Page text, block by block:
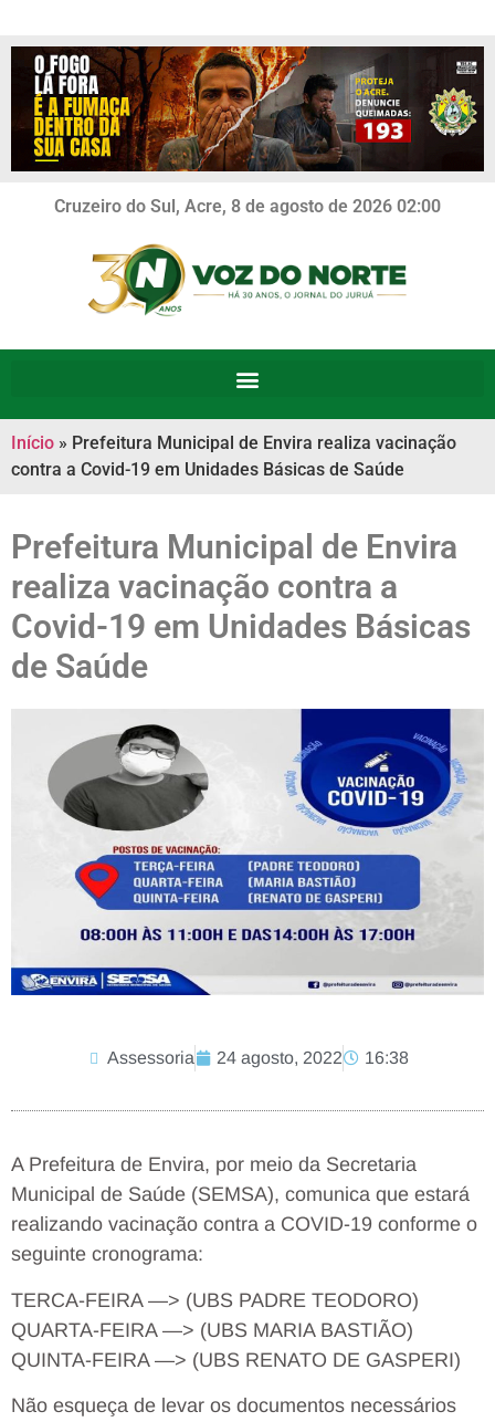
Cruzeiro do Sul, Acre, 8 de agosto de 2026 02:00
Início » Prefeitura Municipal de Envira realiza vacinação
contra a Covid-19 em Unidades Básicas de Saúde
Prefeitura Municipal de Envira
realiza vacinação contra a
Covid-19 em Unidades Básicas
de Saúde
Assessoria 24 agosto, 2022 16:38
A Prefeitura de Envira, por meio da Secretaria
Municipal de Saúde (SEMSA), comunica que estará
realizando vacinação contra a COVID-19 conforme o
seguinte cronograma:
TERCA-FEIRA —> (UBS PADRE TEODORO)
QUARTA-FEIRA —> (UBS MARIA BASTIÃO)
QUINTA-FEIRA —> (UBS RENATO DE GASPERI)
Não esqueça de levar os documentos necessários